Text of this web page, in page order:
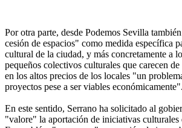
Por otra parte, desde Podemos Sevilla
cesión de espacios" como medida específica
cultural de la ciudad, y más concretamente a
pequeños colectivos culturales que carecen
en los altos precios de los locales "un
proyectos pese a ser viables económicamente".
En este sentido, Serrano ha solicitado al
"valore" la aportación de iniciativas culturales